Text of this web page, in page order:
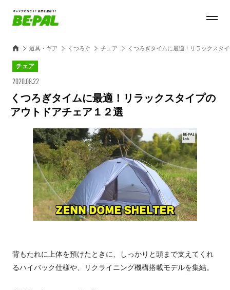
道具・ギア くつろぐ チェア くつろぎタイムに最適！リラックスタ
チェア
2020.08.22
くつろぎタイムに最適！リラックスタイプの
アウトドアチェア１２選
背もたれに上体を預けたときに、しっかりと頭まで支えてくれ
るハイバック仕様や、リクライニング機構搭載モデルを集結。